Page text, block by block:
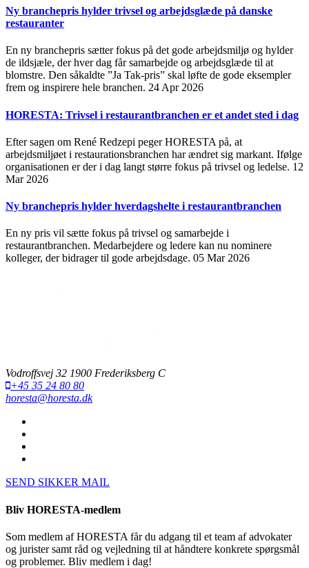
Ny branchepris hylder trivsel og arbejdsglæde på danske
restauranter
En ny branchepris sætter fokus på det gode arbejdsmiljø og hylder
de ildsjæle, der hver dag får samarbejde og arbejdsglæde til at
blomstre. Den såkaldte ”Ja Tak-pris” skal løfte de gode eksempler
frem og inspirere hele branchen. 24 Apr 2026
HORESTA: Trivsel i restaurantbranchen er et andet sted i dag
Efter sagen om René Redzepi peger HORESTA på, at
arbejdsmiljøet i restaurationsbranchen har ændret sig markant. Ifølge
organisationen er der i dag langt større fokus på trivsel og ledelse. 12
Mar 2026
Ny branchepris hylder hverdagshelte i restaurantbranchen
En ny pris vil sætte fokus på trivsel og samarbejde i
restaurantbranchen. Medarbejdere og ledere kan nu nominere
kolleger, der bidrager til gode arbejdsdage. 05 Mar 2026
Vodroffsvej 32 1900 Frederiksberg C
+45 35 24 80 80
horesta@horesta.dk
SEND SIKKER MAIL
Bliv HORESTA-medlem
Som medlem af HORESTA får du adgang til et team af advokater
og jurister samt råd og vejledning til at håndtere konkrete spørgsmål
og problemer. Bliv medlem i dag!